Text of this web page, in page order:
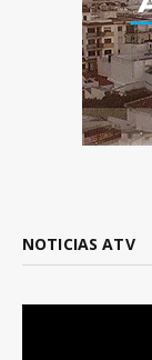
NOTICIAS ATV